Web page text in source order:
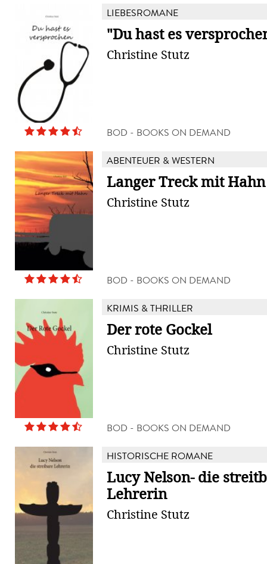
LIEBESROMANE
"Du hast es
Christine Stutz
BOD - BOOKS ON DEMAND
ABENTEUER & WESTERN
Langer Treck mit Hahn
Christine Stutz
BOD - BOOKS ON DEMAND
KRIMIS & THRILLER
Der rote Gockel
Christine Stutz
BOD - BOOKS ON DEMAND
HISTORISCHE ROMANE
Lucy Nelson- die
Lehrerin
Christine Stutz